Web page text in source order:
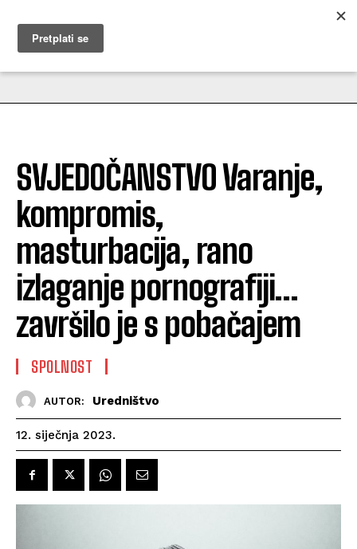
MUŽEVNI BUDITE
SVJEDOČANSTVO Varanje,
kompromis,
masturbacija, rano
izlaganje pornografiji…
završilo je s pobačajem
SPOLNOST
AUTOR: Uredništvo
12. siječnja 2023.